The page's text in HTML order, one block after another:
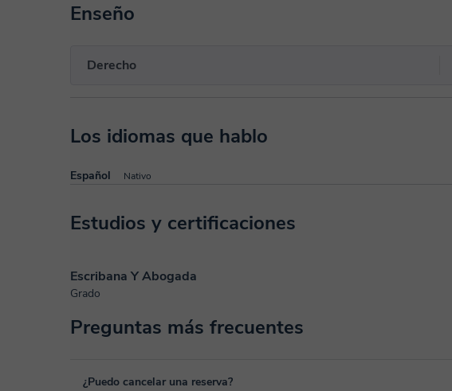
Enseño
Derecho
Los idiomas que hablo
Español Nativo
Estudios y certificaciones
Escribana Y Abogada
Grado
Preguntas más frecuentes
¿Puedo cancelar una reserva?